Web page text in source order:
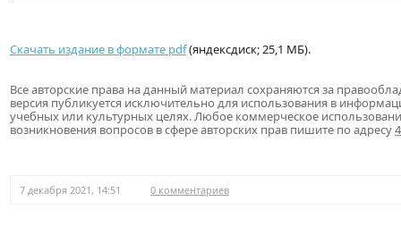
Скачать издание в формате pdf(яндексдиск; 25,1 МБ).
Все авторские права на данный материал сохраняются за
версия публикуется исключительно для использования в
учебных или культурных целях. Любое коммерческое
возникновения вопросов в сфере авторских прав пишите по адресу
7 декабря 2021, 14:51 0 комментариев